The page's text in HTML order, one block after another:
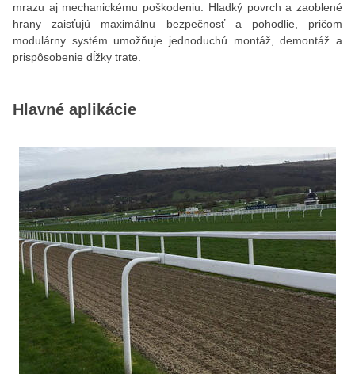
mrazu aj mechanickému poškodeniu. Hladký povrch a zaoblené
hrany zaisťujú maximálnu bezpečnosť a pohodlie, pričom
modulárny systém umožňuje jednoduchú montáž, demontáž a
prispôsobenie dĺžky trate.
Hlavné aplikácie